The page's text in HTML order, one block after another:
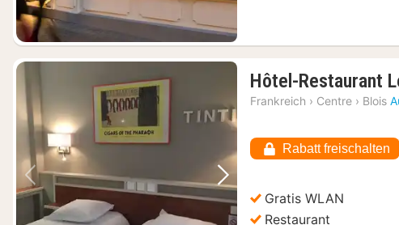
Vorheriges Bild Nächstes Bild
Hôtel-Restaurant
Frankreich › Centre › Blois
Rabatt freischalten
Gratis WLAN
Restaurant